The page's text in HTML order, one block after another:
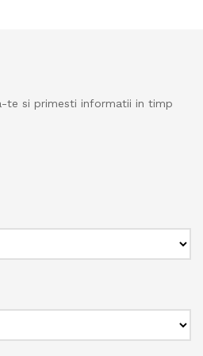
te si primesti informatii in timp